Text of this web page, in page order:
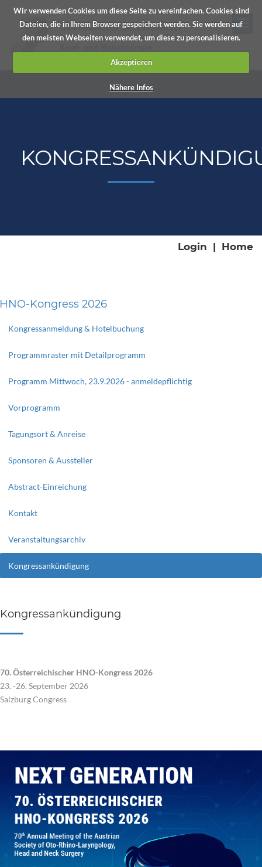
Wir verwenden Cookies um diese Seite zu vereinfachen. Cookies sind
Dateien, die in Ihrem Browser gespeichert werden. Sie werden auf
den meisten Webseiten verwendet, um diese zu personalisieren.
Akzeptieren
Nähere Infos
Login | Home
HNO-Kongress 2026
Kongressanmeldung & Hotelbuchung
Programmraster mit Detailprogramm
Programm Mittwoch, 23.9.2026 - anmeldepflichtig
Vorprogramm
Tagungsort & Anreise
Sponsoren & Aussteller
Abstract-Einreichung
Kontakt
Veranstaltungsarchiv
Kongressankündigung
Kongressankündigung
70. Österreichischer HNO-Kongress 2026
23. -26. September 2026
Salzburg Congress